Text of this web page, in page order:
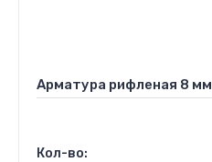
Арматура рифленая 8
Кол-во: